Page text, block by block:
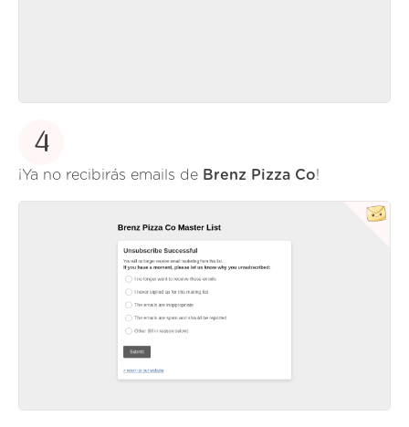
4
¡Ya no recibirás emails de Brenz Pizza Co!